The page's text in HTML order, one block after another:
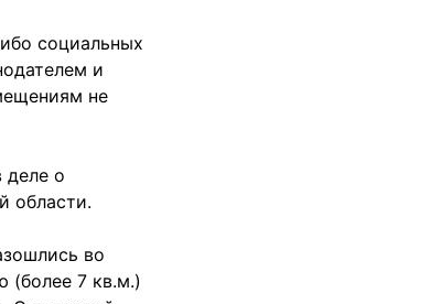
социальных
и
не
деле о
области.
во
(более 7 кв.м.)